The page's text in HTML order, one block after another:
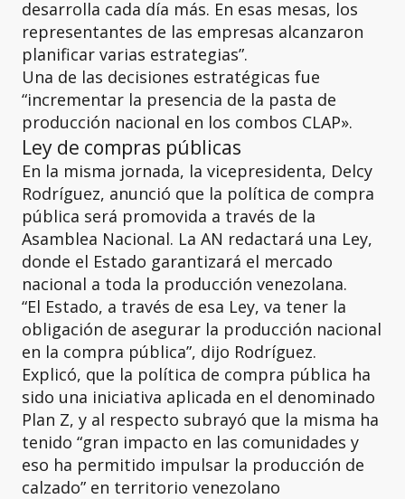
desarrolla cada día más. En esas mesas, los
representantes de las empresas alcanzaron
planificar varias estrategias”.
Una de las decisiones estratégicas fue
“incrementar la presencia de la pasta de
producción nacional en los combos CLAP».
Ley de compras públicas
En la misma jornada, la vicepresidenta, Delcy
Rodríguez, anunció que la política de compra
pública será promovida a través de la
Asamblea Nacional. La AN redactará una Ley,
donde el Estado garantizará el mercado
nacional a toda la producción venezolana.
“El Estado, a través de esa Ley, va tener la
obligación de asegurar la producción nacional
en la compra pública”, dijo Rodríguez.
Explicó, que la política de compra pública ha
sido una iniciativa aplicada en el denominado
Plan Z, y al respecto subrayó que la misma ha
tenido “gran impacto en las comunidades y
eso ha permitido impulsar la producción de
calzado” en territorio venezolano